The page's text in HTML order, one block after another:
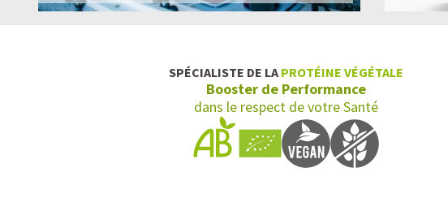
SPÉCIALISTE DE LA PROTÉINE VÉGÉTALE
Booster de Performance
dans le respect de votre Santé